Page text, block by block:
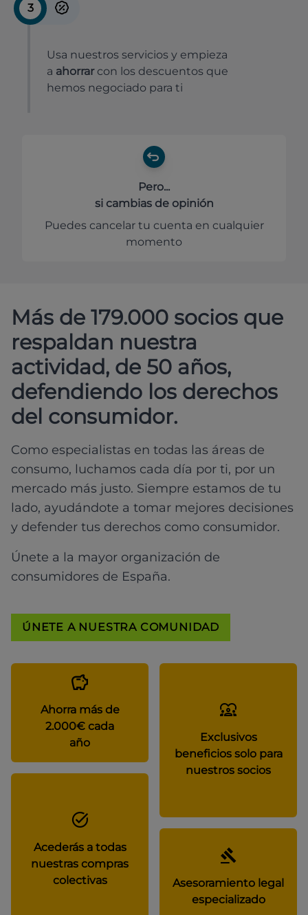
3
Usa nuestros servicios y empieza
a ahorrar con los descuentos que
hemos negociado para ti
Pero...
si cambias de opinión
Puedes cancelar tu cuenta en cualquier
momento
Más de 179.000 socios que
respaldan nuestra
actividad, de 50 años,
defendiendo los derechos
del consumidor.
Como especialistas en todas las áreas de
consumo, luchamos cada día por ti, por un
mercado más justo. Siempre estamos de tu
lado, ayudándote a tomar mejores decisiones
y defender tus derechos como consumidor.
Únete a la mayor organización de
consumidores de España.
ÚNETE A NUESTRA COMUNIDAD
Ahorra más de
2.000€ cada
año
Exclusivos
beneficios solo para
nuestros socios
Acederás a todas
nuestras compras
colectivas
Asesoramiento legal
especializado